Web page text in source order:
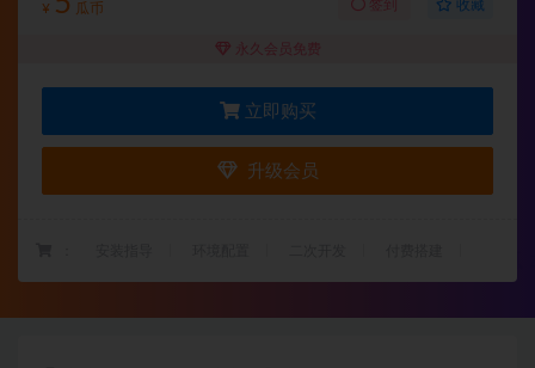
¥ 瓜币 签到 收藏
永久会员免费
立即购买
升级会员